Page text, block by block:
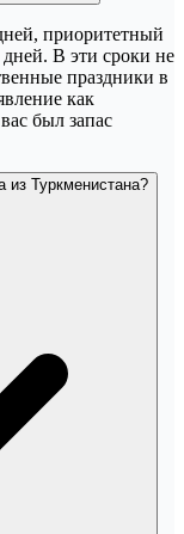
приоритетный
В эти сроки не
праздники в
как
был запас
из Туркменистана?